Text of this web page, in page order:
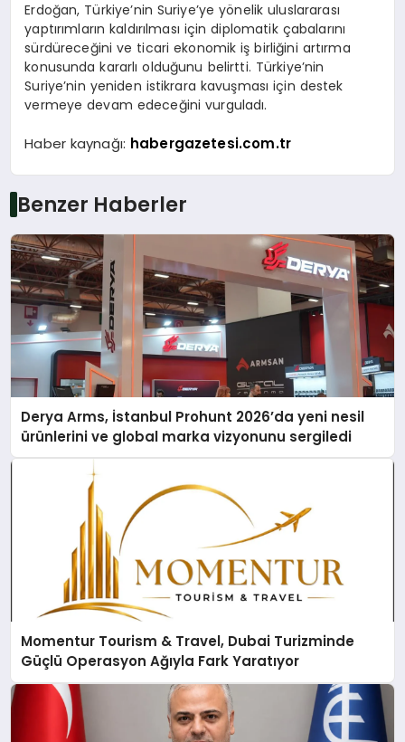
Erdoğan, Türkiye’nin Suriye’ye yönelik uluslararası
yaptırımların kaldırılması için diplomatik çabalarını
sürdüreceğini ve ticari ekonomik iş birliğini artırma
konusunda kararlı olduğunu belirtti. Türkiye’nin
Suriye’nin yeniden istikrara kavuşması için destek
vermeye devam edeceğini vurguladı.
Haber kaynağı: habergazetesi.com.tr
Benzer Haberler
Derya Arms, İstanbul Prohunt 2026’da yeni nesil
ürünlerini ve global marka vizyonunu sergiledi
Momentur Tourism & Travel, Dubai Turizminde
Güçlü Operasyon Ağıyla Fark Yaratıyor